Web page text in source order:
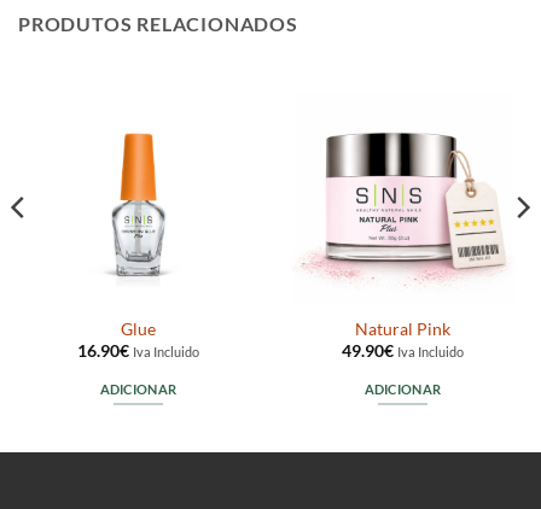
PRODUTOS RELACIONADOS
Glue
16.90€ Iva Incluido
ADICIONAR
Natural Pink
49.90€ Iva Incluido
ADICIONAR